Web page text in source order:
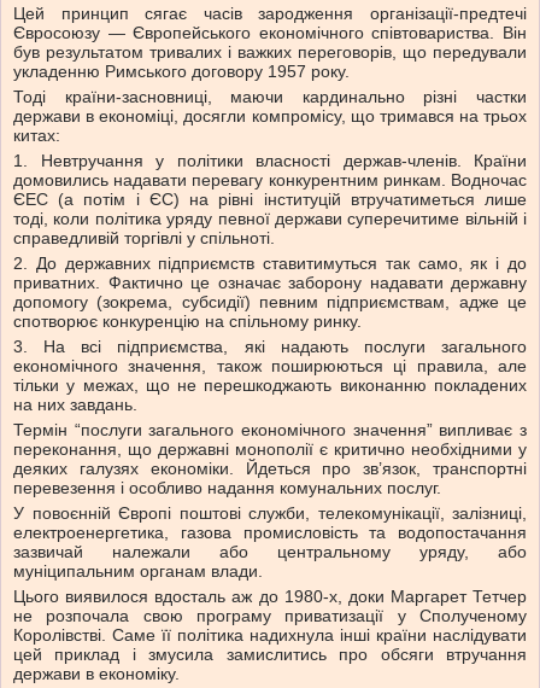
Цей принцип сягає часів зародження організації-предтечі
Євросоюзу — Європейського економічного співтовариства. Він
був результатом тривалих і важких переговорів, що передували
укладенню Римського договору 1957 року.
Тоді країни-засновниці, маючи кардинально різні частки
держави в економіці, досягли компромісу, що тримався на трьох
китах:
1. Невтручання у політики власності держав-членів. Країни
домовились надавати перевагу конкурентним ринкам. Водночас
ЄЕС (а потім і ЄС) на рівні інституцій втручатиметься лише
тоді, коли політика уряду певної держави суперечитиме вільній і
справедливій торгівлі у спільноті.
2. До державних підприємств ставитимуться так само, як і до
приватних. Фактично це означає заборону надавати державну
допомогу (зокрема, субсидії) певним підприємствам, адже це
спотворює конкуренцію на спільному ринку.
3. На всі підприємства, які надають послуги загального
економічного значення, також поширюються ці правила, але
тільки у межах, що не перешкоджають виконанню покладених
на них завдань.
Термін “послуги загального економічного значення” випливає з
переконання, що державні монополії є критично необхідними у
деяких галузях економіки. Йдеться про зв’язок, транспортні
перевезення і особливо надання комунальних послуг.
У повоєнній Європі поштові служби, телекомунікації, залізниці,
електроенергетика, газова промисловість та водопостачання
зазвичай належали або центральному уряду, або
муніципальним органам влади.
Цього виявилося вдосталь аж до 1980-х, доки Маргарет Тетчер
не розпочала свою програму приватизації у Сполученому
Королівстві. Саме її політика надихнула інші країни наслідувати
цей приклад і змусила замислитись про обсяги втручання
держави в економіку.